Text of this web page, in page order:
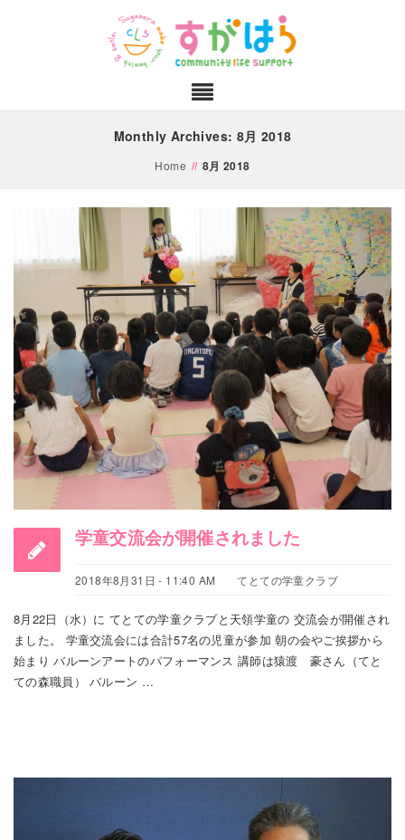
Monthly Archives: 8月 2018
Home // 8月 2018
学童交流会が開催されました
2018年8月31日 - 11:40 AM てとての学童クラブ
8月22日（水）に てとての学童クラブと天領学童の 交流会が開催され
ました。 学童交流会には合計57名の児童が参加 朝の会やご挨拶から
始まり バルーンアートのパフォーマンス 講師は猿渡 豪さん（てと
ての森職員） バルーン …